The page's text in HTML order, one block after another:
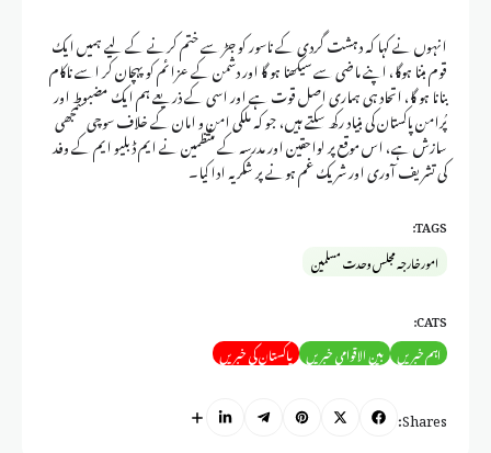
انہوں نے کہا کہ دہشت گردی کے ناسور کو جڑ سے ختم کرنے کے لیے ہمیں ایک
قوم بننا ہوگا، اپنے ماضی سے سیکھنا ہو گا اور دشمن کے عزائم کو پہچان کر اسے ناکام
بنانا ہو گا، اتحاد ہی ہماری اصل قوت ہے اور اسی کے ذریعے ہم ایک مضبوط اور
پُرامن پاکستان کی بنیاد رکھ سکتے ہیں، جو کہ ملکی امن و امان کے خلاف سوچی سمجھی
سازش ہے، اس موقع پر لواحقین اور مدرسہ کے منتظمین نے ایم ڈبلیو ایم کے وفد
کی تشریف آوری اور شریک غم ہونے پر شکریہ ادا کیا۔
TAGS:
امور خارجہ مجلس وحدت مسلمین
CATS:
اہم خبریں بین الاقوامی خبریں پاکستان کی خبریں
Shares: